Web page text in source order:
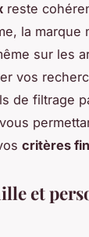
reste
la marque
sur les
vos
de filtrage
critères
et